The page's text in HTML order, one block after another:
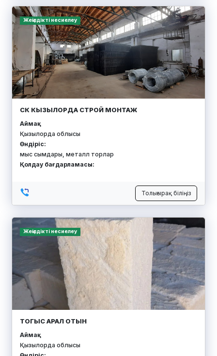
Жеңілдікті несиелеу
СК КЫЗЫЛОРДА СТРОЙ МОНТАЖ
Аймақ:
Қызылорда облысы
Өндіріс:
мыс сымдары, металл торлар
Қолдау бағдарламасы:
Толығырақ біліңіз
Жеңілдікті несиелеу
ТОГЫС АРАЛ ОТЫН
Аймақ:
Қызылорда облысы